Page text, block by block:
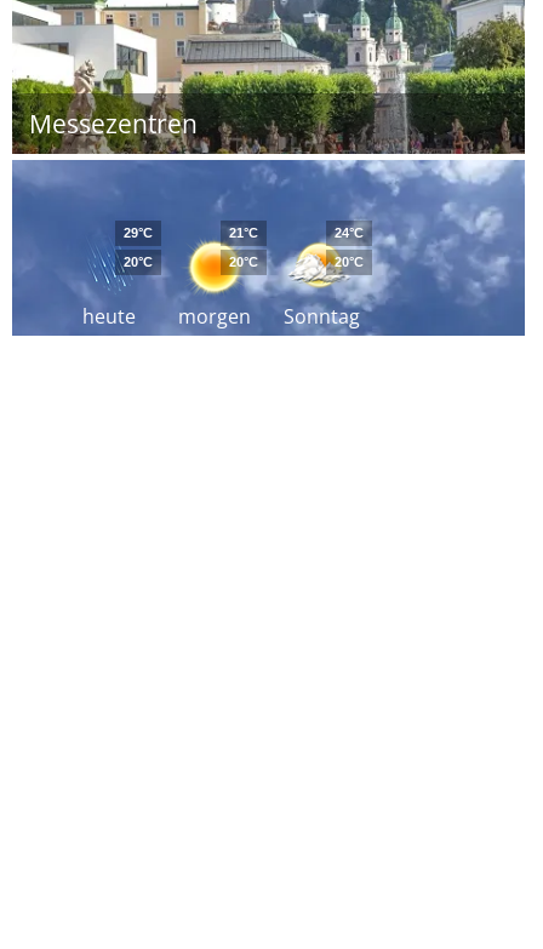
Messezentren
heute
29°C
20°C
morgen
21°C
20°C
Sonntag
24°C
20°C